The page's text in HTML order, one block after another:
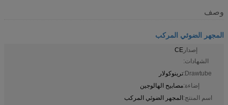
وصف
المجهر الضوئي المركب
إصدار
الشهادات:
CE
Drawtube: ترينوكولار
إضاءة:مصابيح الهالوجين
اسم المنتج:المجهر الضوئي المركب